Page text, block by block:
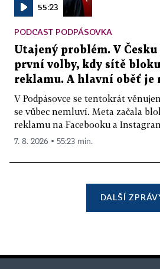
55:23
PODCAST PODPÁSOVKA
Utajený problém. V
první volby, kdy sítě
reklamu. A hlavní oběť je
V Podpásovce se tentokrát
se vůbec nemluví. Meta začala
reklamu na Facebooku a
7. 8. 2026 ▪ 55:23 min.
DALŠÍ